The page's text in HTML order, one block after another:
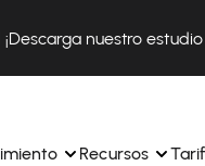
¡Descarga nuestro
Recursos